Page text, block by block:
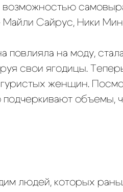
возможностью
Майли Сайрус, Ники
на моду,
свои ягодицы.
женщин.
объемы,
людей, которых